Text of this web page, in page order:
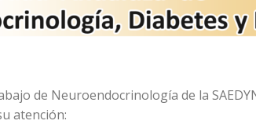
de Neuroendocrinología de la
atención: